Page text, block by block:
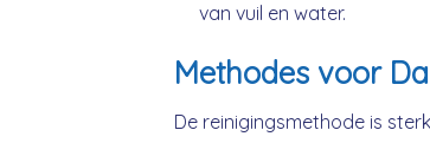
van vuil en water.
Methodes voor
De reinigingsmethode is